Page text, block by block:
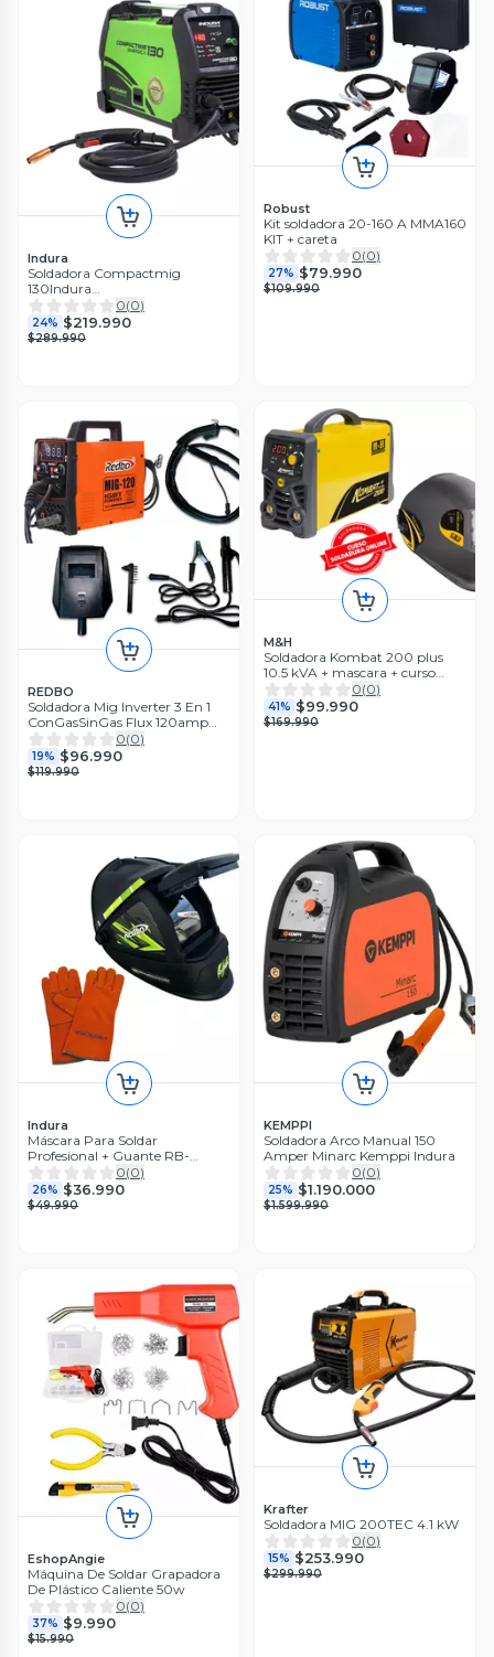
Indura
Soldadora Compactmig
130Indura
MIG/FLUX/MMA/TIGMultiproceso
0(0)
24% $219.990
$289.990
Robust
Kit soldadora 20-160 A MMA160
KIT + careta
0(0)
27% $79.990
$109.990
REDBO
Soldadora Mig Inverter 3 En 1
ConGasSinGas Flux 120amp
Redbo
0(0)
19% $96.990
$119.990
M&H
Soldadora Kombat 200 plus
10.5 kVA + mascara + curso
online
0(0)
41% $99.990
$169.990
Indura
Máscara Para Soldar
Profesional + Guante RB-
4000TC-2
0(0)
26% $36.990
$49.990
KEMPPI
Soldadora Arco Manual 150
Amper Minarc Kemppi Indura
0(0)
25% $1.190.000
$1.599.990
EshopAngie
Máquina De Soldar Grapadora
De Plástico Caliente 50w
0(0)
37% $9.990
$15.990
Krafter
Soldadora MIG 200TEC 4.1 kW
0(0)
15% $253.990
$299.990